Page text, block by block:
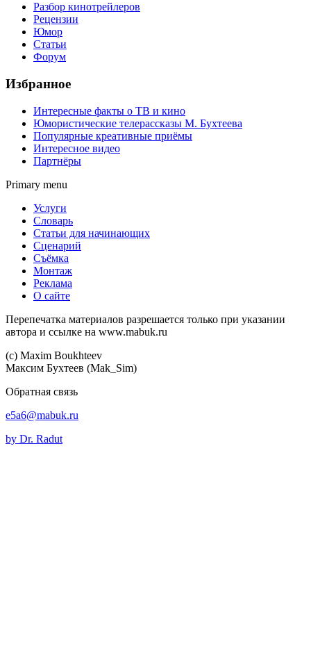
Разбор кинотрейлеров
Рецензии
Юмор
Статьи
Форум
Избранное
Интересные факты о ТВ и кино
Юмористические телерассказы М. Бухтеева
Популярные креативные приёмы
Интересное видео
Партнёры
Primary menu
Услуги
Словарь
Статьи для начинающих
Сценарий
Съёмка
Монтаж
Реклама
О сайте
Перепечатка материалов разрешается только при указании
автора и ссылке на www.mabuk.ru
(c) Maхim Boukhteev
Максим Бухтеев (Mak_Sim)
Обратная связь
e5a6@mabuk.ru
by Dr. Radut